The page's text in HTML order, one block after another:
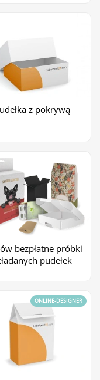
z pokrywą
bezpłatne próbki
pudełek
ONLINE-DESIGNER